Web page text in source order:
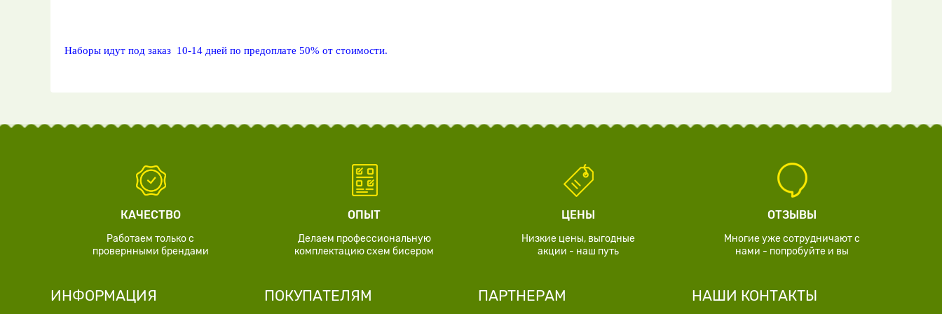
Наборы идут под заказ 10-14 дней по предоплате 50% от стоимости.
КАЧЕСТВО
Работаем только с
провернными брендами
ОПЫТ
Делаем профессиональную
комплектацию схем бисером
ЦЕНЫ
Низкие цены, выгодные
акции - наш путь
ОТЗЫВЫ
Многие уже сотрудничают с
нами - попробуйте и вы
ИНФОРМАЦИЯ ПОКУПАТЕЛЯМ ПАРТНЕРАМ НАШИ КОНТАКТЫ